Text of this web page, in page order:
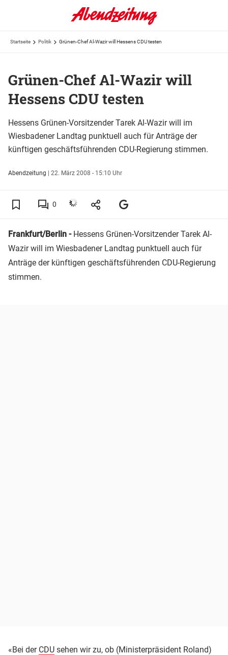
Startseite Politik Grünen-Chef Al-Wazir will Hessens CDU testen
Grünen-Chef Al-Wazir will
Hessens CDU testen
Hessens Grünen-Vorsitzender Tarek Al-Wazir will im
Wiesbadener Landtag punktuell auch für Anträge der
künftigen geschäftsführenden CDU-Regierung stimmen.
Abendzeitung | 22. März 2008 - 15:10 Uhr
0
Frankfurt/Berlin -Hessens Grünen-Vorsitzender Tarek Al-
Wazir will im Wiesbadener Landtag punktuell auch für
Anträge der künftigen geschäftsführenden CDU-Regierung
stimmen.
«Bei der CDU sehen wir zu, ob (Ministerpräsident Roland)